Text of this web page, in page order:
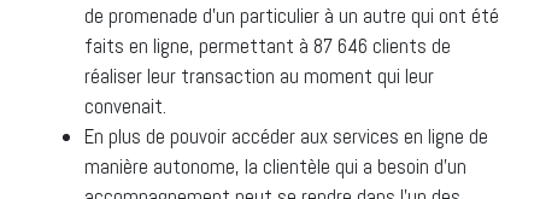
de promenade d’un particulier à un autre qui ont été
faits en ligne, permettant à 87 646 clients de
réaliser leur transaction au moment qui leur
convenait.
En plus de pouvoir accéder aux services en ligne de
manière autonome, la clientèle qui a besoin d’un